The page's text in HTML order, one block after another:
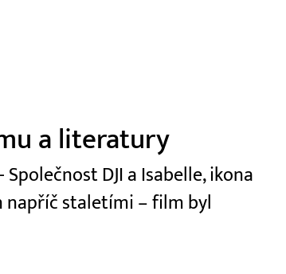
a literatury
Společnost DJI a Isabelle, ikona
napříč staletími – film byl